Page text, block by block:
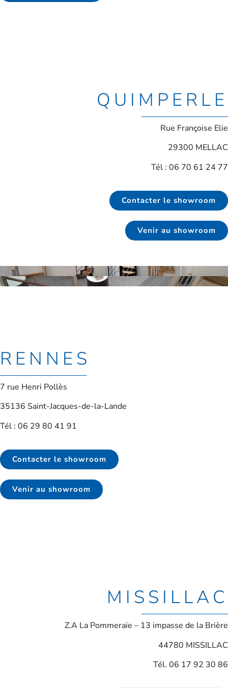
QUIMPERLE
Rue Françoise Elie
29300 MELLAC
Tél : 06 70 61 24 77
Contacter le showroom
Venir au showroom
RENNES
7 rue Henri Pollès
35136 Saint-Jacques-de-la-Lande
Tél : 06 29 80 41 91
Contacter le showroom
Venir au showroom
MISSILLAC
Z.A La Pommeraie – 13 impasse de la Brière
44780 MISSILLAC
Tél. 06 17 92 30 86